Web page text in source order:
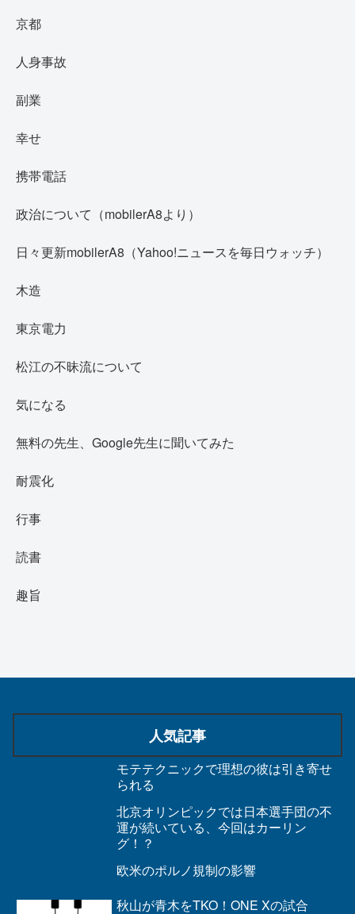
京都
人身事故
副業
幸せ
携帯電話
政治について（mobilerA8より）
日々更新mobilerA8（Yahoo!ニュースを毎日ウォッチ）
木造
東京電力
松江の不昧流について
気になる
無料の先生、Google先生に聞いてみた
耐震化
行事
読書
趣旨
人気記事
モテテクニックで理想の彼は引き寄せ
られる
北京オリンピックでは日本選手団の不
運が続いている、今回はカーリン
グ！？
欧米のポルノ規制の影響
秋山が青木をTKO！ONE Xの試合